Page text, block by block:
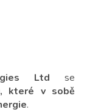
Ltd se
které v sobě
.